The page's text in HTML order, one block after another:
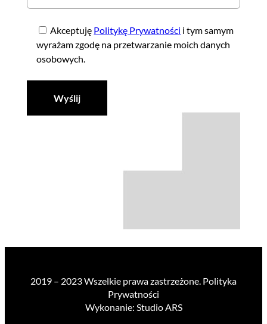
Akceptuję Politykę Prywatności i tym samym
wyrażam zgodę na przetwarzanie moich danych
osobowych.
2019 – 2023 Wszelkie prawa zastrzeżone. Polityka
Prywatności
Wykonanie: Studio ARS